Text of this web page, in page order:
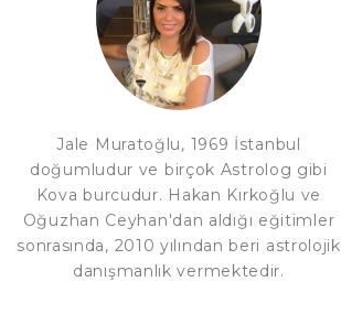
Jale Muratoğlu, 1969 İstanbul
doğumludur ve birçok Astrolog gibi
Kova burcudur. Hakan Kırkoğlu ve
Oğuzhan Ceyhan'dan aldığı eğitimler
sonrasında, 2010 yılından beri astrolojik
danışmanlık vermektedir.